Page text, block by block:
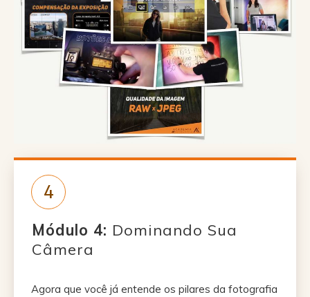
4
Módulo 4: Dominando Sua
Câmera
Agora que você já entende os pilares da fotografia